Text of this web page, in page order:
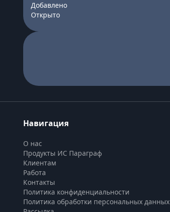
Добавлено
Открыто
Навигация
О нас
Продукты ИС Параграф
Клиентам
Работа
Контакты
Политика конфиденциальности
Политика обработки персональных данных